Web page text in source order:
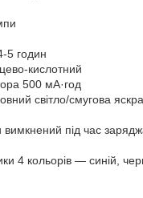
5 годин
кислотний
500 мА·год
світло/смугова
вимкнений під час
4 кольорів — синій,